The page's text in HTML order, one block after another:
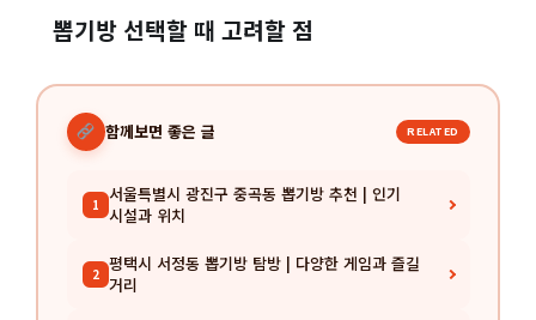
뽑기방 선택할 때 고려할 점
함께보면 좋은 글 RELATED
1 서울특별시 광진구 중곡동 뽑기방 추천 | 인기
시설과 위치
2 평택시 서정동 뽑기방 탐방 | 다양한 게임과 즐길
거리